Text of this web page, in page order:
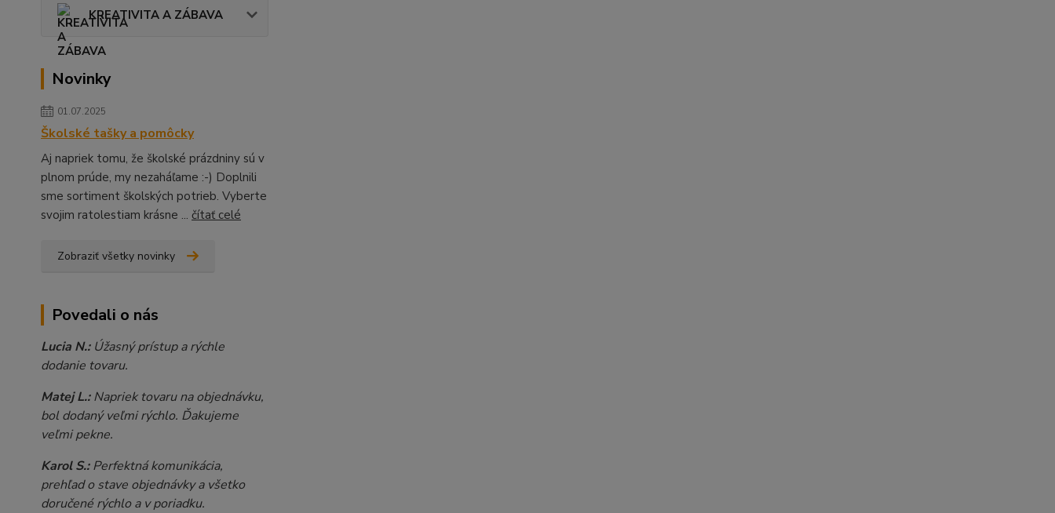
KREATIVITA A ZÁBAVA
Novinky
01.07.2025
Školské tašky a pomôcky
Aj napriek tomu, že školské prázdniny sú v
plnom prúde, my nezaháľame :-) Doplnili
sme sortiment školských potrieb. Vyberte
svojim ratolestiam krásne ... čítať celé
Zobraziť všetky novinky
Povedali o nás
Lucia N.:Úžasný prístup a rýchle
dodanie tovaru.
Matej L.:Napriek tovaru na objednávku,
bol dodaný veľmi rýchlo. Ďakujeme
veľmi pekne.
Karol S.:Perfektná komunikácia,
prehľad o stave objednávky a všetko
doručené rýchlo a v poriadku.